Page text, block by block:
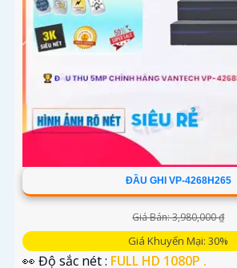
ĐẦU GHI VP-4268H265
Giá Bán: 3,980,000 ₫
Giá Khuyến Mại: 30%
👀 Độ sắc nét : FULL HD 1080P .